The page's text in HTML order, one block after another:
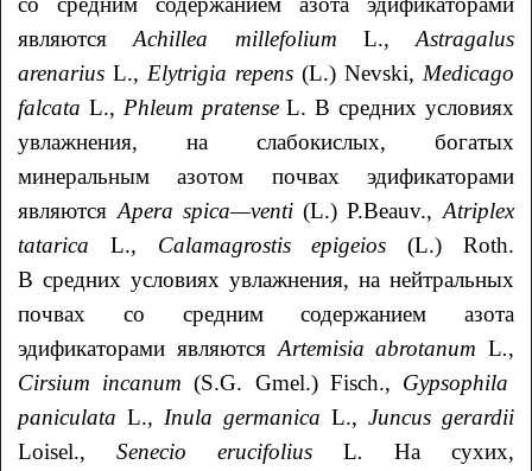
являютсяAchillea millefolium L., Astragalus
arenarius L., Elytrigia repens (L.) Nevski, Medicago
falcata L., Phleum pratenseL. В средних условиях
увлажнения, на слабокислых, богатых
минеральным азотом почвах эдификаторами
являются Apera spica—venti(L.) P.Beauv., Atriplex
tatarica L., Calamagrostis epigeios (L.) Roth.
В средних условиях увлажнения, на нейтральных
почвах со средним содержанием азота
эдификаторами являются Artemisia abrotanum L.,
Cirsium incanum(S.G. Gmel.) Fisch., Gypsophila
paniculata L., Inula germanica L., Juncus gerardii
Loisel.,Senecio erucifolius L. На сухих,